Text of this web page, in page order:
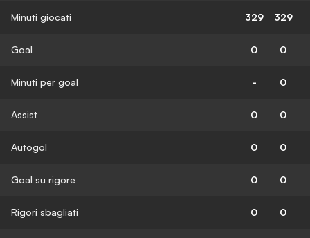
Minuti giocati 329 329
Goal 0 0
Minuti per goal - 0
Assist 0 0
Autogol 0 0
Goal su rigore 0 0
Rigori sbagliati 0 0